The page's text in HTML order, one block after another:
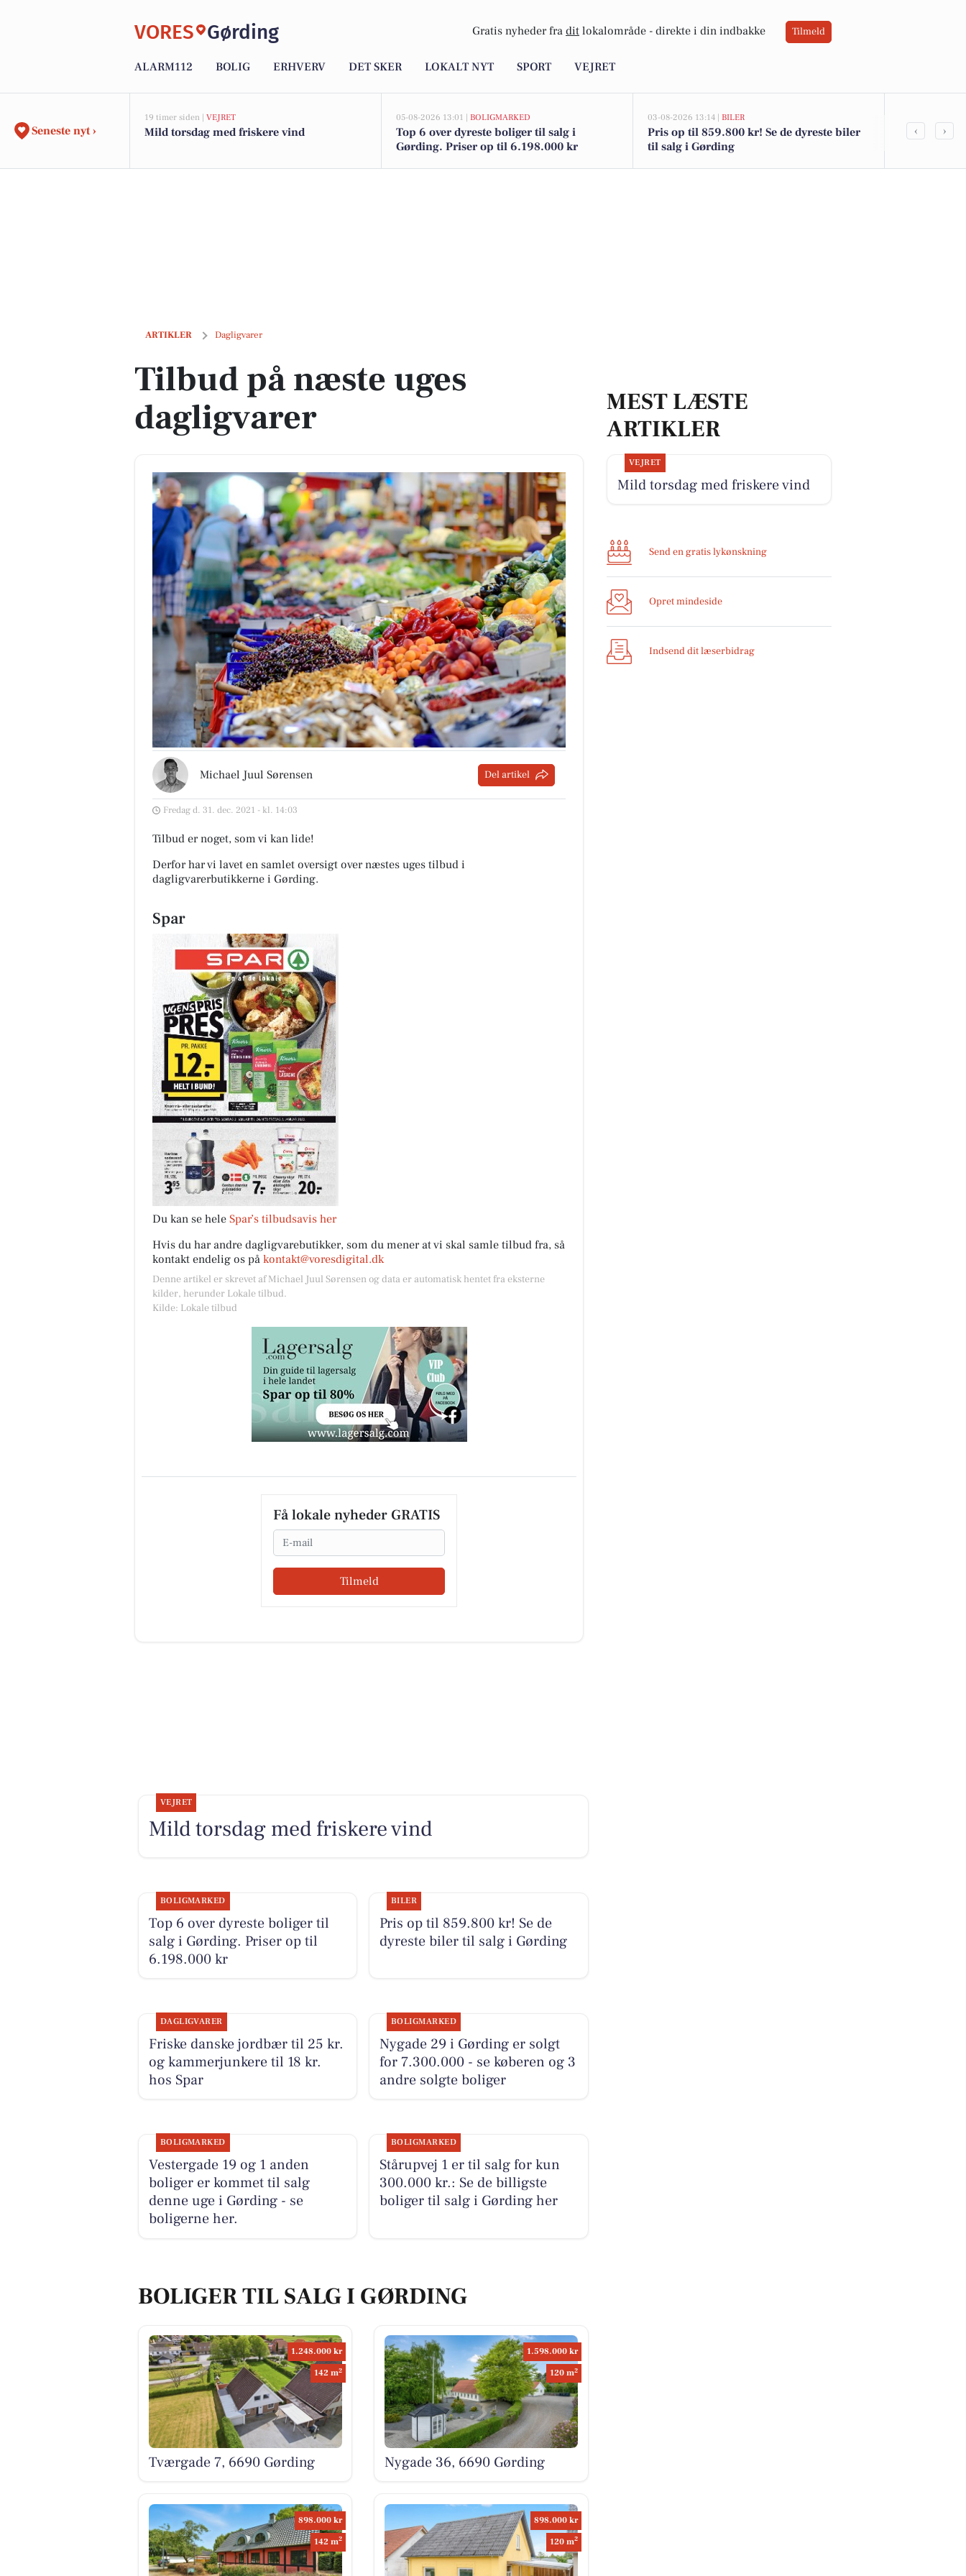
VORES Gørding Gratis nyheder fra dit lokalområde - direkte i din indbakke Tilmeld
ALARM112 BOLIG ERHVERV DET SKER LOKALT NYT SPORT VEJRET
Seneste nyt ›
19 timer siden | VEJRET
Mild torsdag med friskere vind
05-08-2026 13:01 | BOLIGMARKED
Top 6 over dyreste boliger til salg i
Gørding. Priser op til 6.198.000 kr
03-08-2026 13:14 | BILER
Pris op til 859.800 kr! Se de dyreste biler
til salg i Gørding
Friske
‹ ›
ARTIKLER Dagligvarer
Tilbud på næste uges dagligvarer
Tilbud på næste uges
dagligvarer
Michael Juul Sørensen Del artikel
Fredag d. 31. dec. 2021 - kl. 14:03
Tilbud er noget, som vi kan lide!
Derfor har vi lavet en samlet oversigt over næstes uges tilbud i
dagligvarerbutikkerne i Gørding.
Spar
Du kan se hele Spar’s tilbudsavis her
Hvis du har andre dagligvarebutikker, som du mener at vi skal samle tilbud fra, så
kontakt endelig os på kontakt@voresdigital.dk
Denne artikel er skrevet af Michael Juul Sørensen og data er automatisk hentet fra eksterne
kilder, herunder Lokale tilbud.
Kilde: Lokale tilbud
Få lokale nyheder GRATIS
Email
Tilmeld
MEST LÆSTE
ARTIKLER
VEJRET
Mild torsdag med friskere vind
Send en gratis lykønskning
Opret mindeside
Indsend dit læserbidrag
VEJRET
Mild torsdag med friskere vind
BOLIGMARKED
Top 6 over dyreste boliger til
salg i Gørding. Priser op til
6.198.000 kr
BILER
Pris op til 859.800 kr! Se de
dyreste biler til salg i Gørding
DAGLIGVARER
Friske danske jordbær til 25 kr.
og kammerjunkere til 18 kr.
hos Spar
BOLIGMARKED
Nygade 29 i Gørding er solgt
for 7.300.000 - se køberen og 3
andre solgte boliger
BOLIGMARKED
Vestergade 19 og 1 anden
boliger er kommet til salg
denne uge i Gørding - se
boligerne her.
BOLIGMARKED
Stårupvej 1 er til salg for kun
300.000 kr.: Se de billigste
boliger til salg i Gørding her
BOLIGER TIL SALG I GØRDING
1.248.000 kr
142 m2
Tværgade 7, 6690 Gørding
1.598.000 kr
120 m2
Nygade 36, 6690 Gørding
898.000 kr
142 m2
898.000 kr
120 m2